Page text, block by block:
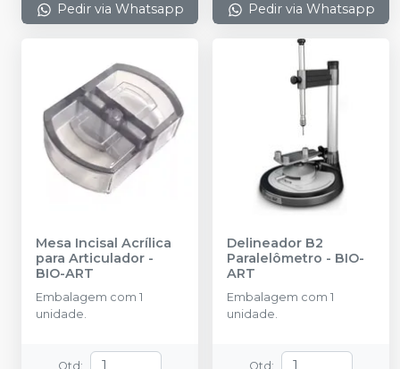
Pedir via Whatsapp Pedir via Whatsapp
Mesa Incisal Acrílica
para Articulador -
BIO-ART
Embalagem com 1
unidade.
Qtd :
Delineador B2
Paralelômetro - BIO-
ART
Embalagem com 1
unidade.
Qtd :